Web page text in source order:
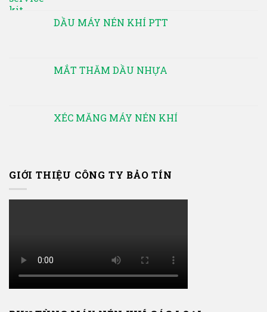
DẦU MÁY NÉN KHÍ PTT
MẮT THĂM DẦU NHỰA
XÉC MĂNG MÁY NÉN KHÍ
GIỚI THIỆU CÔNG TY BẢO TÍN